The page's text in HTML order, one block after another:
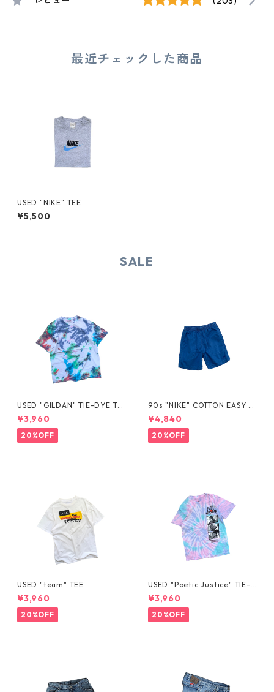
最近チェックした商品
USED "NIKE" TEE
¥5,500
SALE
USED "GILDAN" TIE-DYE TE
E
¥3,960
20%OFF
90s "NIKE" COTTON EASY S
HORTS
¥4,840
20%OFF
USED "team" TEE
¥3,960
20%OFF
USED "Poetic Justice" TIE-D
YE TEE
¥3,960
20%OFF